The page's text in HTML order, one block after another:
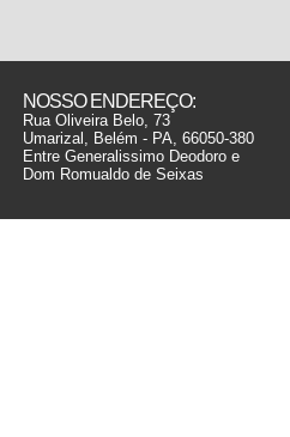
NOSSO ENDEREÇO:
Rua Oliveira Belo, 73
Umarizal, Belém - PA, 66050-380
Entre Generalissimo Deodoro e
Dom Romualdo de Seixas